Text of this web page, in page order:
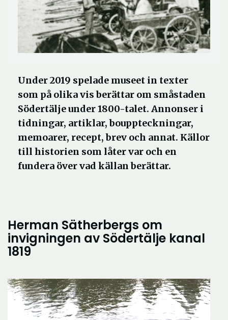
Under 2019 spelade museet in texter
som på olika vis berättar om småstaden
Södertälje under 1800-talet. Annonser i
tidningar, artiklar, bouppteckningar,
memoarer, recept, brev och annat. Källor
till historien som låter var och en
fundera över vad källan berättar.
Herman Sätherbergs om
invigningen av Södertälje kanal
1819